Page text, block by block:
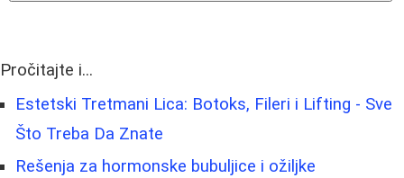
Pročitajte i...
Estetski Tretmani Lica: Botoks, Fileri i Lifting - Sve
Što Treba Da Znate
Rešenja za hormonske bubuljice i ožiljke